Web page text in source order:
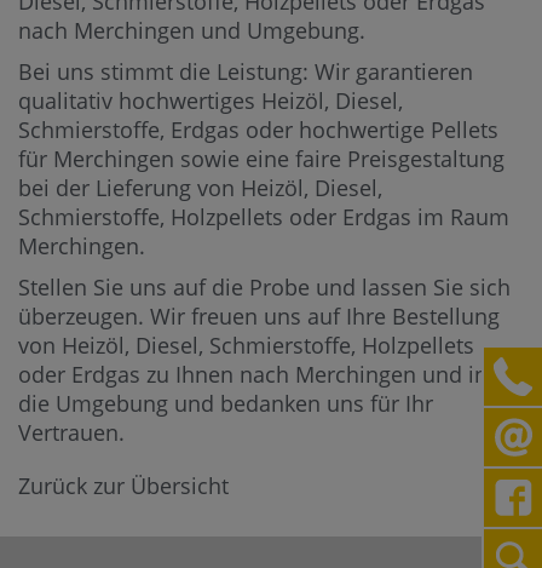
nach Merchingen und Umgebung.
Bei uns stimmt die Leistung: Wir garantieren
qualitativ hochwertiges Heizöl, Diesel,
Schmierstoffe, Erdgas oder hochwertige Pellets
für Merchingen sowie eine faire Preisgestaltung
bei der Lieferung von Heizöl, Diesel,
Schmierstoffe, Holzpellets oder Erdgas im Raum
Merchingen.
Stellen Sie uns auf die Probe und lassen Sie sich
überzeugen. Wir freuen uns auf Ihre Bestellung
von Heizöl, Diesel, Schmierstoffe, Holzpellets
oder Erdgas zu Ihnen nach Merchingen und in
die Umgebung und bedanken uns für Ihr
Vertrauen.
Zurück zur Übersicht